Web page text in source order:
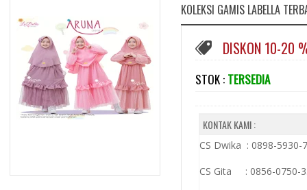
KOLEKSI GAMIS LABELLA
DISKON 10-20
STOK : TERSEDIA
KONTAK KAMI :
CS Dwika : 0898-5930-
CS Gita : 0856-0750-